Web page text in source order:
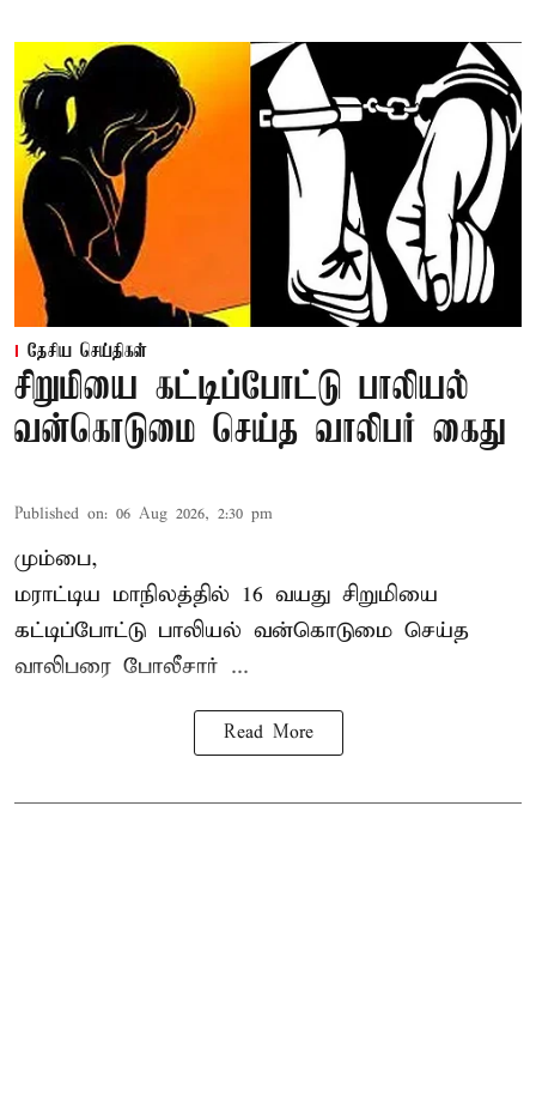
தேசிய செய்திகள்
சிறுமியை கட்டிப்போட்டு பாலியல்
வன்கொடுமை செய்த வாலிபர் கைது
Published on: 06 Aug 2026, 2:30 pm
மும்பை,
மராட்டிய மாநிலத்தில் 16 வயது சிறுமியை
கட்டிப்போட்டு பாலியல் வன்கொடுமை செய்த
வாலிபரை போலீசார் ...
Read More